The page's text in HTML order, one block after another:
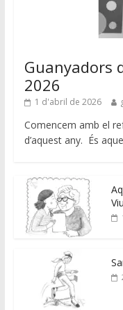
Guanyadors
2026
1 d'abril de 2026
Comencem amb el
d’aquest any. És